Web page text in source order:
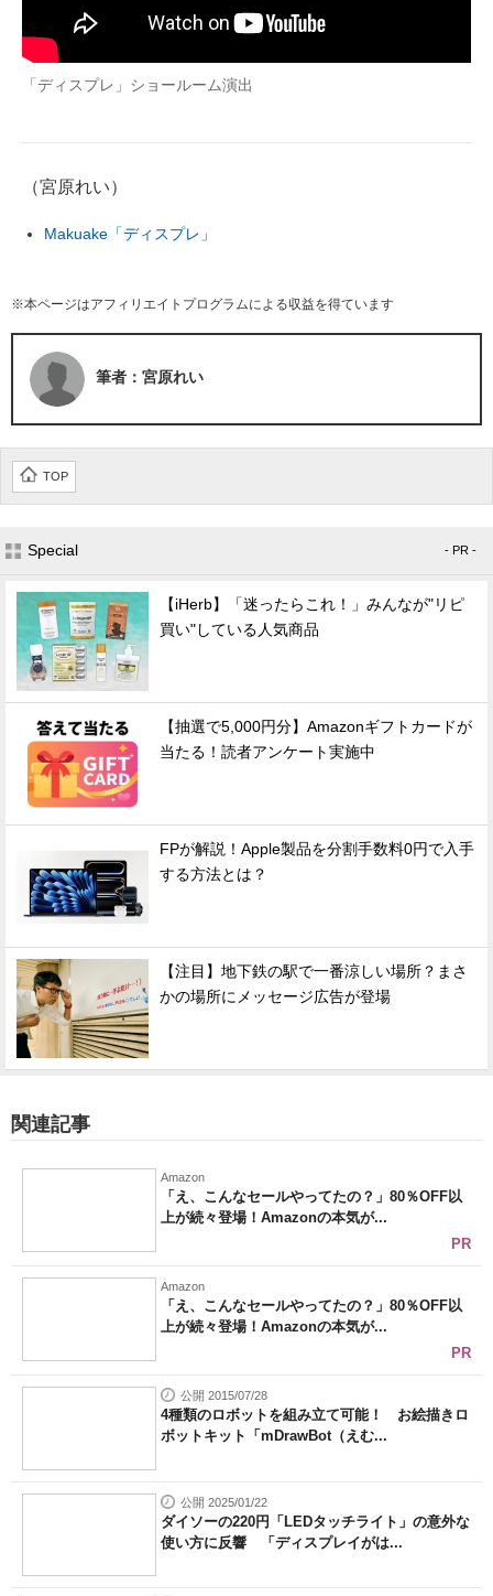
「ディスプレ」ショールーム演出
（宮原れい）
Makuake「ディスプレ」
※本ページはアフィリエイトプログラムによる収益を得ています
筆者：宮原れい
TOP
Special - PR -
【iHerb】「迷ったらこれ！」みんなが"リピ
買い"している人気商品
【抽選で5,000円分】Amazonギフトカードが
当たる！読者アンケート実施中
FPが解説！Apple製品を分割手数料0円で入手
する方法とは？
【注目】地下鉄の駅で一番涼しい場所？まさ
かの場所にメッセージ広告が登場
関連記事
Amazon
「え、こんなセールやってたの？」80％OFF以
上が続々登場！Amazonの本気が...
PR
Amazon
「え、こんなセールやってたの？」80％OFF以
上が続々登場！Amazonの本気が...
PR
公開 2015/07/28
4種類のロボットを組み立て可能！ お絵描きロ
ボットキット「mDrawBot（えむ...
公開 2025/01/22
ダイソーの220円「LEDタッチライト」の意外な
使い方に反響 「ディスプレイがは...